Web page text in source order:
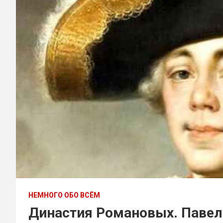
НЕМНОГО ОБО ВСЁМ
Династия Романовых.